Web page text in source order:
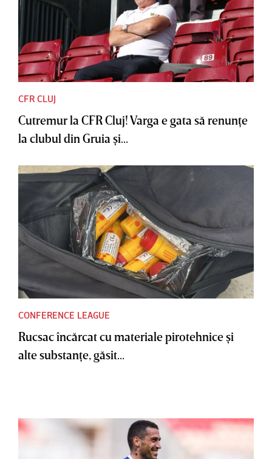
CFR CLUJ
Cutremur la CFR Cluj! Varga e gata să renunţe
la clubul din Gruia şi...
CONFERENCE LEAGUE
Rucsac încărcat cu materiale pirotehnice şi
alte substanţe, găsit...